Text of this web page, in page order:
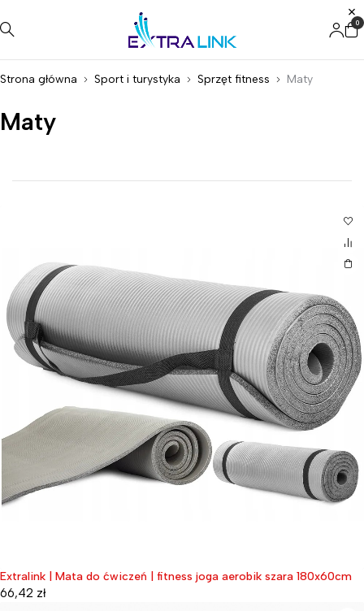
0
Strona główna Sport i turystyka Sprzęt fitness Maty
Maty
Extralink | Mata do ćwiczeń | fitness joga aerobik szara 180x60cm
66,42 zł